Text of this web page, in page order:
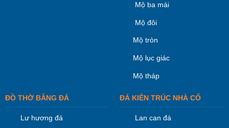
Mộ ba mái
Mộ đôi
Mộ tròn
Mộ lục giác
Mộ tháp
ĐỒ THỜ BẰNG ĐÁ
Lư hương đá
ĐÁ KIÊN TRÚC NHÀ CỔ
Lan can đá